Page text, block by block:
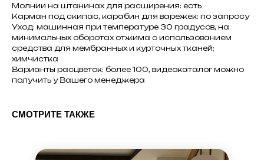
Молнии на штанинах для расширения: есть
Карман под скипас, карабин для варежек: по запросу
Уход: машинная при температуре 30 градусов, на
минимальных оборотах отжима с использованием
средства для мембранных и курточных тканей;
химчистка
Варианты расцветок: более 100, видеокаталог можно
получить у Вашего менеджера
СМОТРИТЕ ТАКЖЕ